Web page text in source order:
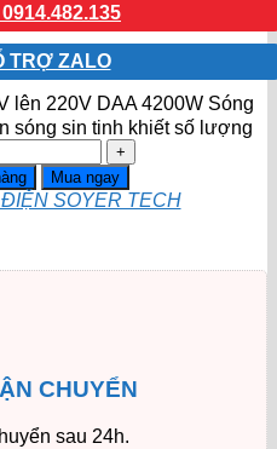
TRỢ ZALO
lên 220V DAA 4200W Sóng
sóng sin tinh khiết số lượng
Mua ngay
SOYER TECH
CHUYỂN
sau 24h.